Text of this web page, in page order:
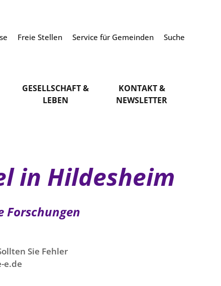
Freie Stellen Service für Gemeinden Suche
GESELLSCHAFT &
LEBEN
KONTAKT &
NEWSLETTER
in Hildesheim
Forschungen
Sie Fehler
e.de